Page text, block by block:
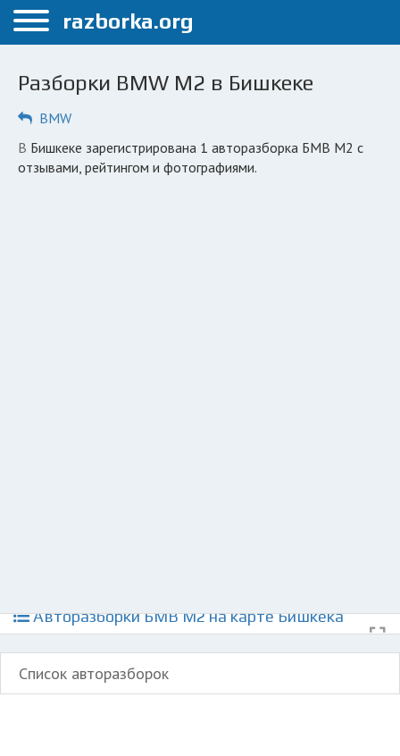
Меню
Бишкек
ПОЛЬЗОВАТЕЛЯМ
Каталог разборок
Разборки BMW M2 в Бишкеке
BMW
в Бишкеке зарегистрирована 1 авторазборка БМВ М2 с
отзывами, рейтингом и фотографиями.
Авторазборки БМВ М2 на карте Бишкека
Список авторазборок
razborka.org